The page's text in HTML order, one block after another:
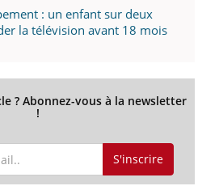
: un enfant sur deux
la télévision avant 18 mois
? Abonnez-vous à la newsletter
!
S'inscrire